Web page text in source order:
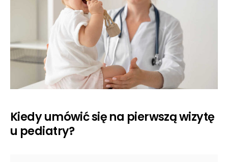
Kiedy umówić się na pierwszą wizytę
u pediatry?